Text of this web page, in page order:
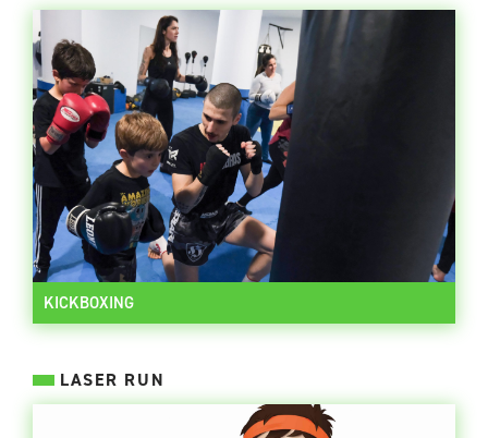
KICKBOXING
LASER RUN